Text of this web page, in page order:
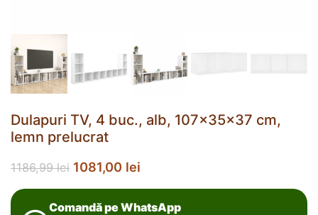
Dulapuri TV, 4 buc., alb, 107x35x37 cm,
lemn prelucrat
1186,99lei 1081,00 lei
Comandă pe WhatsApp